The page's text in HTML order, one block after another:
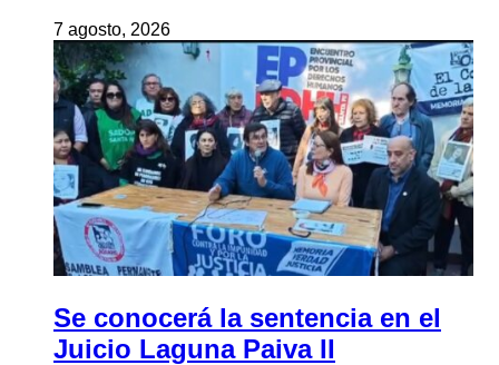
7 agosto, 2026
Se conocerá la sentencia en el
Juicio Laguna Paiva II